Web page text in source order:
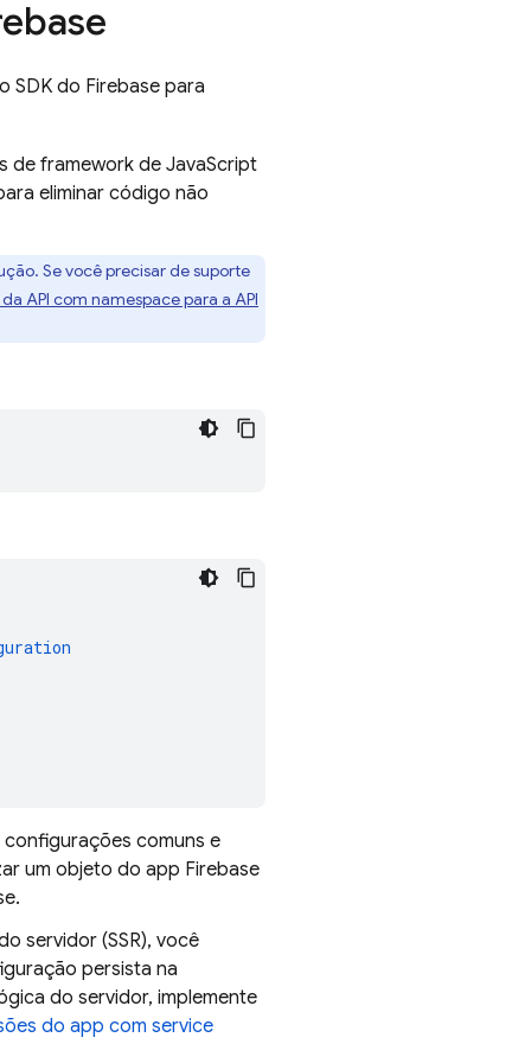
SDK do Firebase para
de framework de JavaScript
eliminar código não
Se você precisar de suporte
API com namespace para a API
configurações comuns e
um objeto do app Firebase
servidor (SSR), você
persista na
do servidor, implemente
do app com service